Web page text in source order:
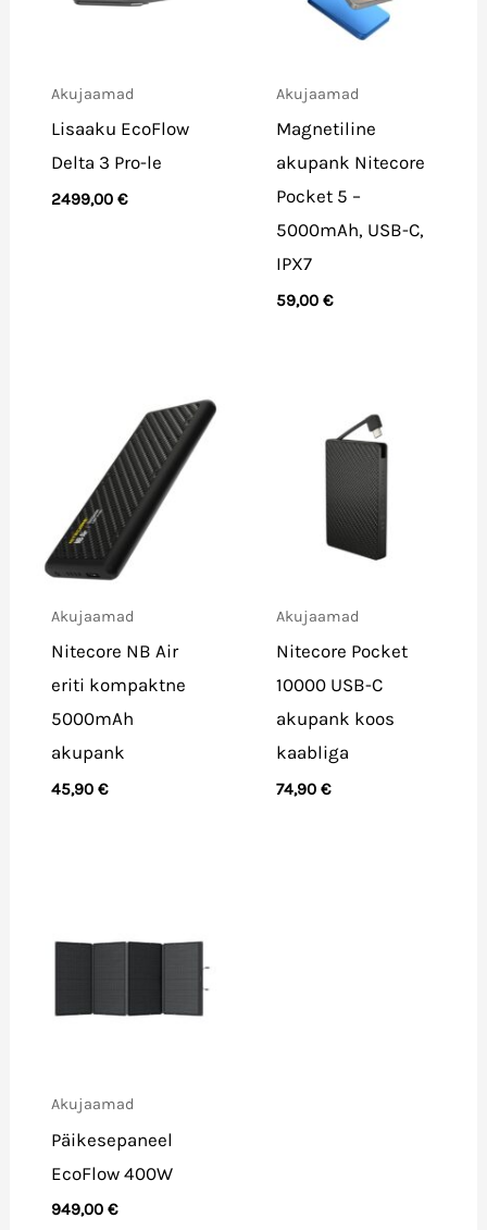
Akujaamad
Lisaaku EcoFlow
Delta 3 Pro-le
2499,00 €
Akujaamad
Magnetiline
akupank Nitecore
Pocket 5 –
5000mAh, USB-C,
IPX7
59,00€
Akujaamad
Nitecore NB Air
eriti kompaktne
5000mAh
akupank
45,90 €
Akujaamad
Nitecore Pocket
10000 USB-C
akupank koos
kaabliga
74,90€
Akujaamad
Päikesepaneel
EcoFlow 400W
949,00 €